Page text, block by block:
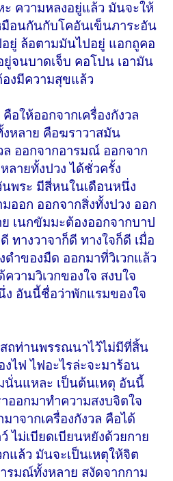
ความหลงอยู่แล้ว มันจะให้
มือนกันกับโคอันเข็นภาระอัน
ยู่ ล้อตามมันไปอยู่ แอกถูคอ
จนบาดเจ็บ คอโปน เอามัน
องมีความสุขแล้ว
คือให้ออกจากเครื่องกังวล
งหลาย คือฆราวาสมัน
ล ออกจากอารมณ์ ออกจาก
ลายทั้งปวง ได้ชั่วครั้ง
นพระ มีสี่หนในเดือนหนึ่ง
ออก ออกจากสิ่งทั้งปวง ออก
ย เนกขัมมะต้องออกจากบาป
ทางวาจาก็ดี ทางใจก็ดี เมื่อ
ำของมืด ออกมาที่วิเวกแล้ว
วามวิเวกของใจ สงบใจ
อันนี้ชื่อว่าพักแรมของใจ
ถท่านพรรณนาไว้ไม่มีที่สิ้น
ไฟ ไฟอะไรล่ะจะมาร้อน
นั่นแหละ เป็นต้นเหตุ อันนี้
ออกมาทำความสงบจิตใจ
าจากเครื่องกังวล คือได้
ไม่เบียดเบียนหยังด้วยกาย
กแล้ว มันจะเป็นเหตุให้จิต
รมณ์ทั้งหลาย สงัดจากกาม